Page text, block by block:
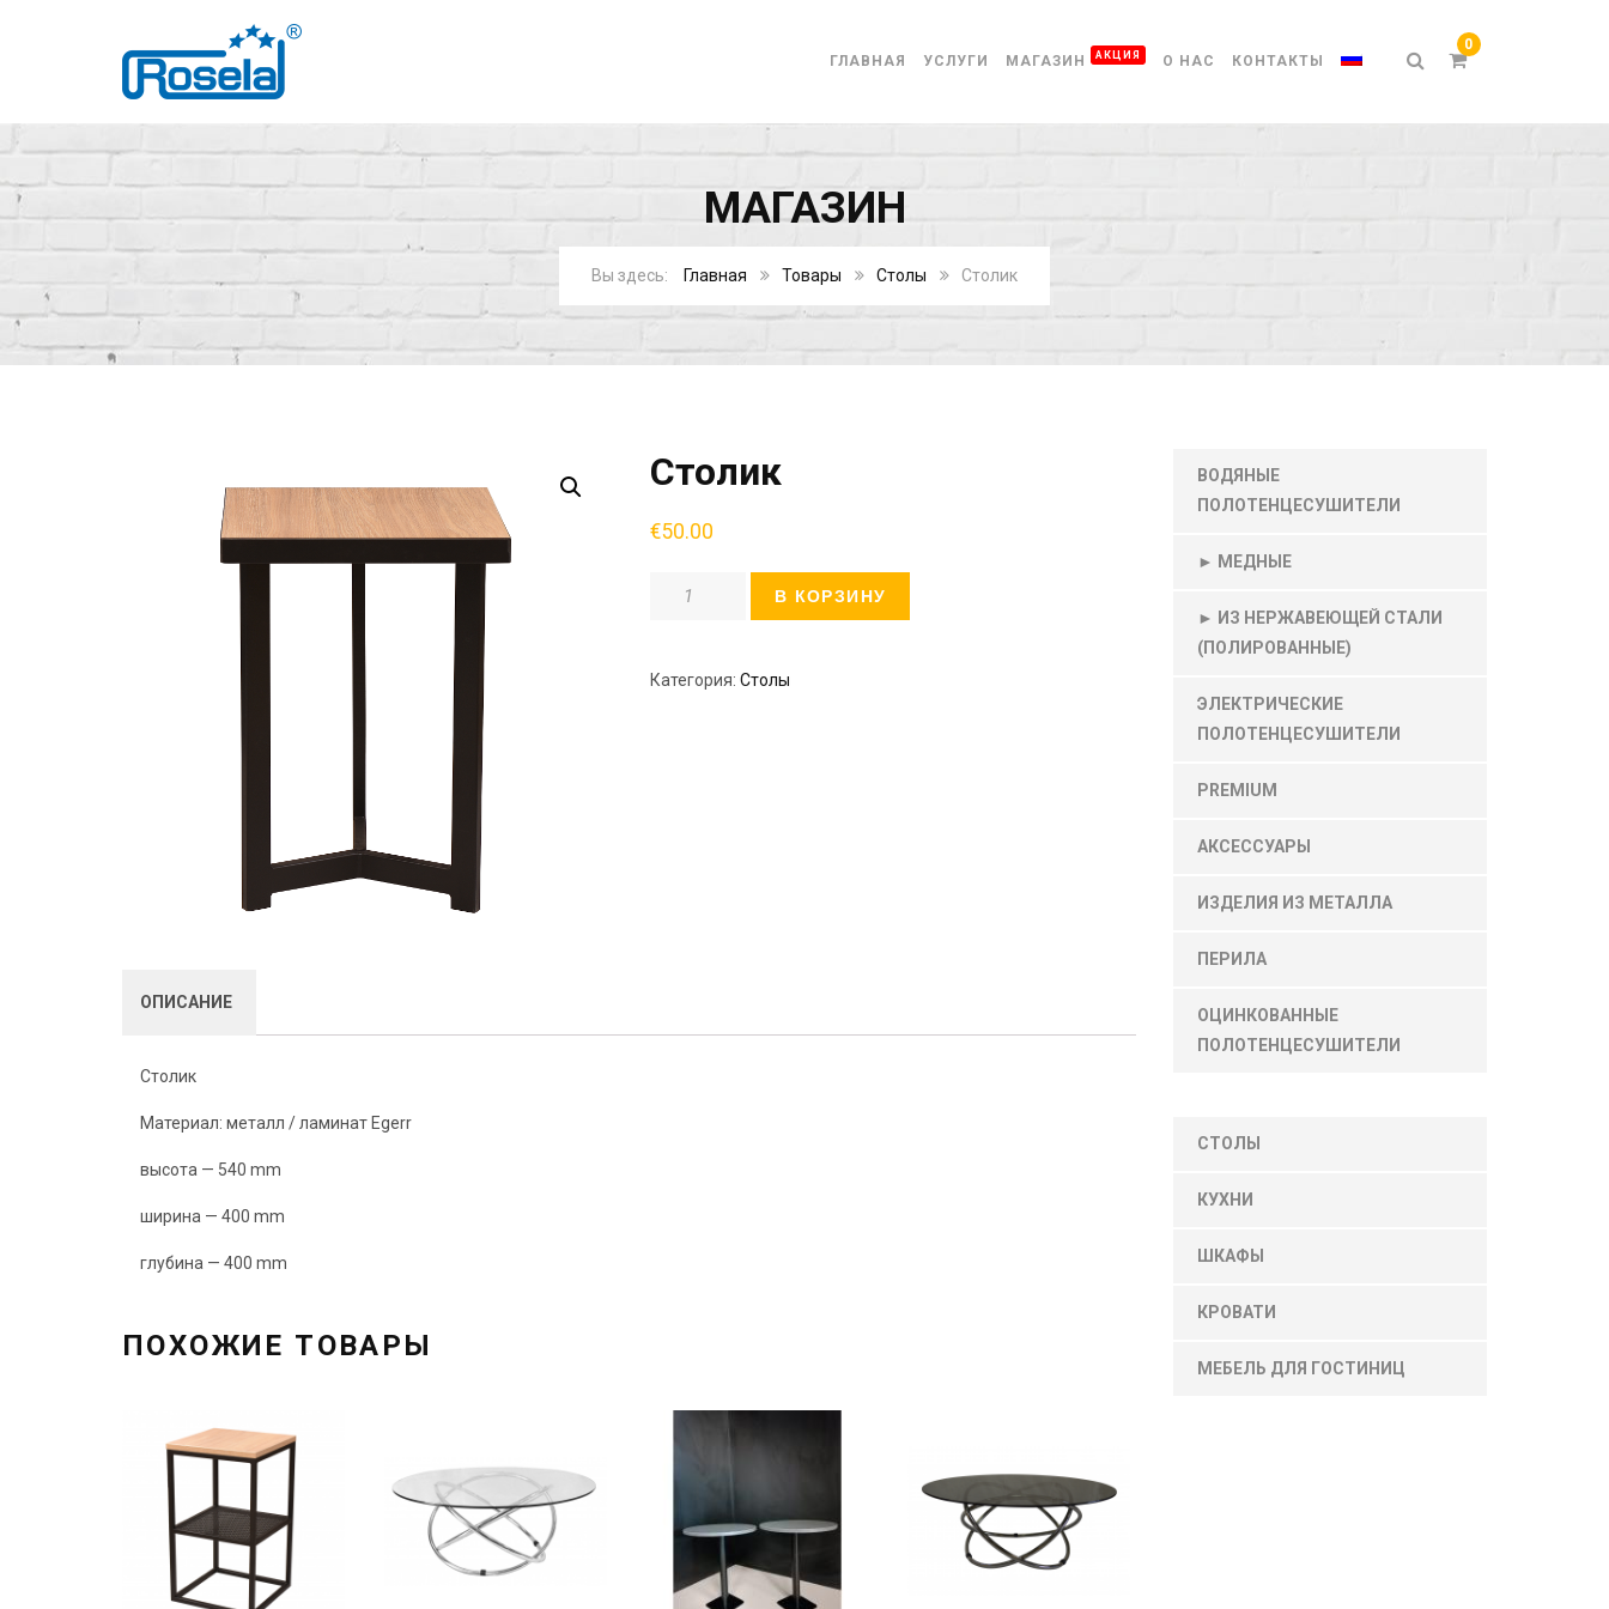
ГЛАВНАЯ УСЛУГИ МАГАЗИН
АКЦИЯ
О НАС КОНТАКТЫ
МАГАЗИН
Главная Товары Столы Столик
Столик
€50.00
Количество В КОРЗИНУ
Категория: Столы
ОПИСАНИЕ
Столик
Материал: металл / ламинат Egerr
высота — 540 mm
ширина — 400 mm
глубина — 400 mm
ПОХОЖИЕ ТОВАРЫ
ВОДЯНЫЕ
ПОЛОТЕНЦЕСУШИТЕЛИ
► МЕДНЫЕ
► ИЗ НЕРЖАВЕЮЩЕЙ СТАЛИ
(ПОЛИРОВАННЫЕ)
ЭЛЕКТРИЧЕСКИЕ
ПОЛОТЕНЦЕСУШИТЕЛИ
PREMIUM
АКСЕССУАРЫ
ИЗДЕЛИЯ ИЗ МЕТАЛЛА
ПЕРИЛА
ОЦИНКОВАННЫЕ
ПОЛОТЕНЦЕСУШИТЕЛИ
СТОЛЫ
КУХНИ
ШКАФЫ
КРОВАТИ
МЕБЕЛЬ ДЛЯ ГОСТИНИЦ